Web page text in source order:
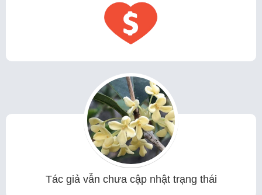
Tác giả vẫn chưa cập nhật trạng thái